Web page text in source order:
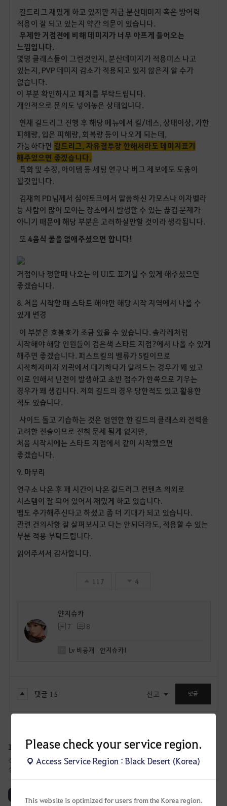
Please check your service region.
Access Service Region : Black Desert (Korea)
This website is optimized for users from the Korea region.
길드리그 재밌게 하고 있지만 지금 분산데미지 혹은 방어력
적용이 잘 되고 있는지 약간 의문이 있습니다.
무제한 거점전에 비해 데미지가 너무 아프게 들어오는
느낌입니다.
몇명 클래스들이 그런것인지, 분산데미지가 적용미스 나고
있는지, PVP 데미지 감소가 적용되고 있지 않은지 알 수가
없습니다.
이 부분 확인하시고 패치를 부탁드립니다.
개인적으로 문의도 넣어놓은 상태입니다.
현재 길드리그 진행 후 해당 메뉴에서 킬/데스, 상태이상, 가한
피해량, 입은 피해량, 회복량 등이 나오게 되는데,
가능하다면 길드리그, 자유결투장 한해서라도 데미지표기
해주었으면 좋겠습니다.
특화 및 수정, 아이템 등 세팅 연구나 버그 제보에도 도움이
될것입니다.
김재희 PD님께서 심야토크에서 말씀하신 가모스나 이자벨라
등 사람이 많이 모이는 장소에서 발생할 수 있는 끊김 문제가
아니기 때문에 해당 부분은 고려하실만할 것이라 생각됩니다.
또 4음식 쿨을 없애주셨으면 합니다!
거점이나 쟁할때 나오는 이 UI도 표기될 수 있게 해주셨으면
좋겠습니다.
8. 처음 시작할 때 스타트 해야만 해당 시작 지역에서 나올 수
있게 변경
이 부분은 호불호가 조금 있을 수 있습니다. 솔라레처럼
시작해야 해당 인원들이 검은색 스타트 지점?에서 나올 수 있게
해주면 좋겠습니다. 퍼스트킬의 벨류가 5킬이므로
시작하자마자 외곽에서 대기하다가 달려드는 경우가 꽤 있고
이로 인해서 난전이 발생하고 초반 점수가 한쪽으로 기우는
경우가 꽤 생깁니다. 저희 길드의 경우 당한적도 있고 활용한
적도 있습니다.
사이드 돌고 기습하는 것은 엄연한 한 길드의 클래스와 전력을
고려한 전술이므로 전혀 문제 될게 없지만,
처음 시작시에는 스타트 지점에서 같이 시작했으면
좋겠습니다.
9. 마무리
연구소 나온 후 꽤 시간이 나온 길드리그 컨텐츠 의외로
시스템이 잘 되어 있어서 재밌게 하고 있습니다.
맵도 추가해주신다고 하셨고 좀 더 기대가 되고 있습니다.
관련 건의사항 잘 살펴보시고 다는 안되더라도, 적용할 수 있는
부분 적용 부탁드립니다.
읽어주셔서 감사합니다.
117 4
얀지슈카
7 8
Lv 비공개 얀지슈카I
댓글 15 신고 댓글
피드백 게시판
건의 게시판에서 많은 공감 수를 얻었거나, 논의가 필요한 글들에 대한 답변과 진행
상황을 공유해 드립니다.